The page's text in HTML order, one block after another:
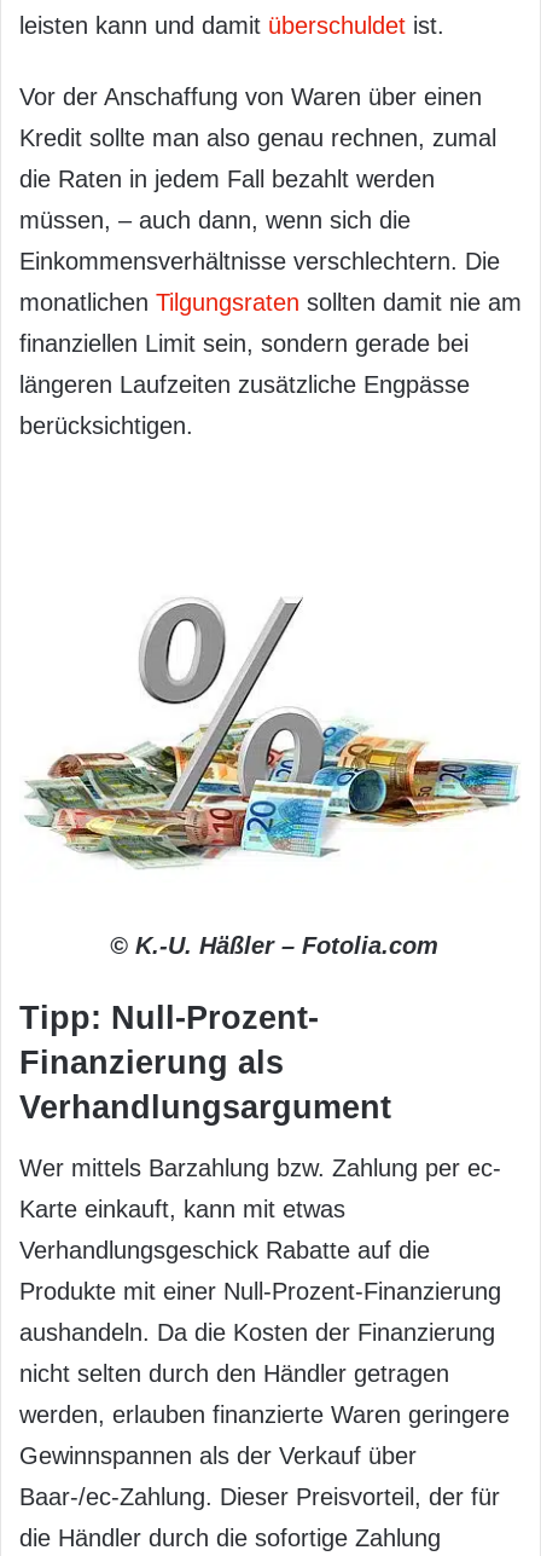
leisten kann und damit überschuldet ist.
Vor der Anschaffung von Waren über einen
Kredit sollte man also genau rechnen, zumal
die Raten in jedem Fall bezahlt werden
müssen, – auch dann, wenn sich die
Einkommensverhältnisse verschlechtern. Die
monatlichen Tilgungsraten sollten damit nie am
finanziellen Limit sein, sondern gerade bei
längeren Laufzeiten zusätzliche Engpässe
berücksichtigen.
© K.-U. Häßler – Fotolia.com
Tipp: Null-Prozent-
Finanzierung als
Verhandlungsargument
Wer mittels Barzahlung bzw. Zahlung per ec-
Karte einkauft, kann mit etwas
Verhandlungsgeschick Rabatte auf die
Produkte mit einer Null-Prozent-Finanzierung
aushandeln. Da die Kosten der Finanzierung
nicht selten durch den Händler getragen
werden, erlauben finanzierte Waren geringere
Gewinnspannen als der Verkauf über
Baar-/ec-Zahlung. Dieser Preisvorteil, der für
die Händler durch die sofortige Zahlung